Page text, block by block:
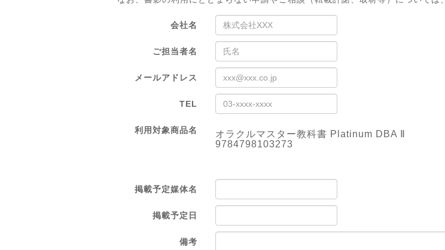
会社名
ご担当者名
メールアドレス
TEL
利用対象商品名
オラクルマスター教科書 Platinum DBA Ⅱ
9784798103273
掲載予定媒体名
掲載予定日
備考